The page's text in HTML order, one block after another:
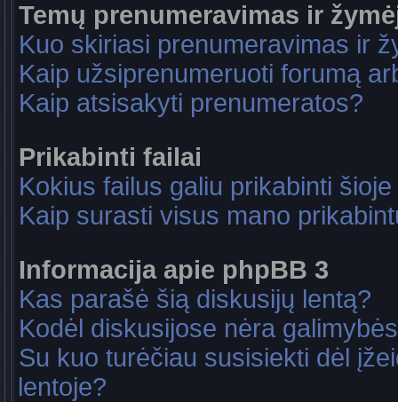
Temų prenumeravimas ir
Kuo skiriasi prenumeravimas ir
Kaip užsiprenumeruoti forumą
Kaip atsisakyti prenumeratos?
Prikabinti failai
Kokius failus galiu prikabinti
Kaip surasti visus mano
Informacija apie phpBB 3
Kas parašė šią diskusijų lentą?
Kodėl diskusijose nėra
Su kuo turėčiau susisiekti dėl
lentoje?